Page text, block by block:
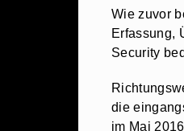
Wie zuvor
Erfassung,
Security
die
im Mai